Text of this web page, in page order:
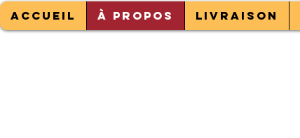
Accueil À propos Livraison